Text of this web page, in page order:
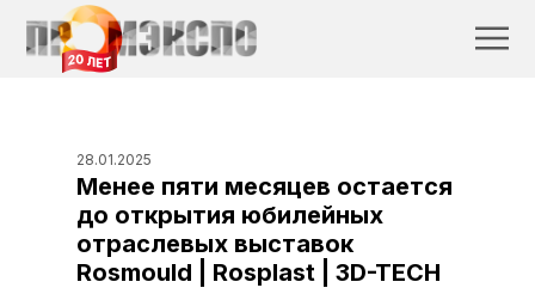
28.01.2025
Менее пяти месяцев остается
до открытия юбилейных
отраслевых выставок
Rosmould | Rosplast | 3D-TECH